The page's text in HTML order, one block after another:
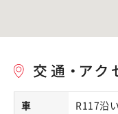
車 R117沿